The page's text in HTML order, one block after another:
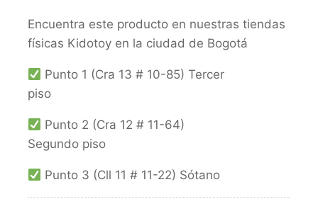
Encuentra este producto en nuestras tiendas
físicas Kidotoy en la ciudad de Bogotá
Punto 1 (Cra 13 # 10-85) Tercer
piso
Punto 2 (Cra 12 # 11-64)
Segundo piso
Punto 3 (Cll 11 # 11-22) Sótano